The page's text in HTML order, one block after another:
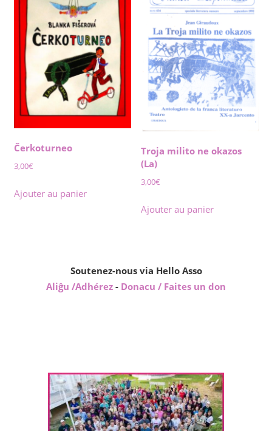
Ĉerkoturneo
3,00€
Ajouter au panier
Troja milito ne okazos
(La)
3,00€
Ajouter au panier
Soutenez-nous via Hello Asso
Aliĝu /Adhérez - Donacu / Faites un don